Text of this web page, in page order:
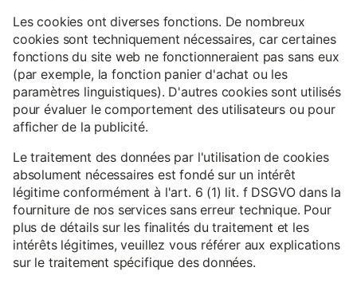
Les cookies ont diverses fonctions. De nombreux
cookies sont techniquement nécessaires, car certaines
fonctions du site web ne fonctionneraient pas sans eux
(par exemple, la fonction panier d'achat ou les
paramètres linguistiques). D'autres cookies sont utilisés
pour évaluer le comportement des utilisateurs ou pour
afficher de la publicité.
Le traitement des données par l'utilisation de cookies
absolument nécessaires est fondé sur un intérêt
légitime conformément à l'art. 6 (1) lit. f DSGVO dans la
fourniture de nos services sans erreur technique. Pour
plus de détails sur les finalités du traitement et les
intérêts légitimes, veuillez vous référer aux explications
sur le traitement spécifique des données.